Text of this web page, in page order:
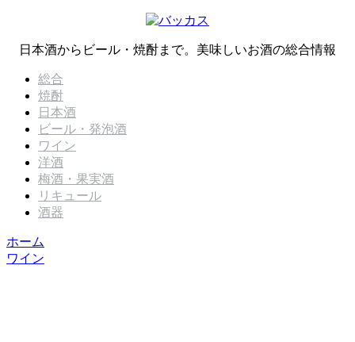
日本酒からビール・焼酎まで。美味しいお酒の総合情報
総合
焼酎
日本酒
ビール・発泡酒
ワイン
洋酒
梅酒・果実酒
リキュール
酒器
ホーム
ワイン